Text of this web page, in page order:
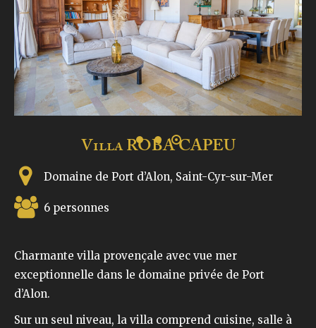
Villa ROBA CAPEU
Domaine de Port d’Alon, Saint-Cyr-sur-Mer
6 personnes
Charmante villa provençale avec vue mer
exceptionnelle dans le domaine privée de Port
d’Alon.
Sur un seul niveau, la villa comprend cuisine, salle à